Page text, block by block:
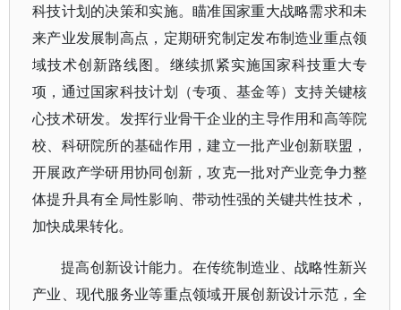
科技计划的决策和实施。瞄准国家重大战略需求和未
来产业发展制高点，定期研究制定发布制造业重点领
域技术创新路线图。继续抓紧实施国家科技重大专
项，通过国家科技计划（专项、基金等）支持关键核
心技术研发。发挥行业骨干企业的主导作用和高等院
校、科研院所的基础作用，建立一批产业创新联盟，
开展政产学研用协同创新，攻克一批对产业竞争力整
体提升具有全局性影响、带动性强的关键共性技术，
加快成果转化。
提高创新设计能力。在传统制造业、战略性新兴
产业、现代服务业等重点领域开展创新设计示范，全